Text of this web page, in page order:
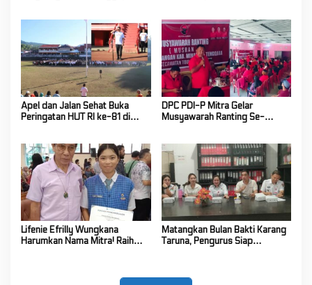
Apel dan Jalan Sehat Buka
Peringatan HUT RI ke-81 di
DPC PDI-P Mitra Gelar
Musyawarah Ranting Se-
Lifenie Efrilly Wungkana
Harumkan Nama Mitra! Raih
Matangkan Bulan Bakti Karang
Taruna, Pengurus Siap